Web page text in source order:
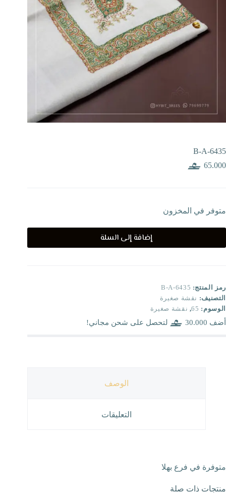
B-A-6435
65.000
متوفر في المخزون
إضافة إلى السلة
رمز المنتج: B-A-6435
التصنيف: نقشة صغيرة
الوسوم: 65
, نقشة صغيرة
أضف 30.000 لتحصل على شحن مجاني!
الوصف
التعليقات
متوفرة في فرع بهلا
منتجات ذات صلة